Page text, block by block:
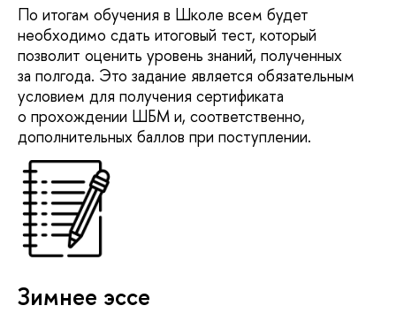
По итогам обучения в Школе всем будет
необходимо сдать итоговый тест, который
позволит оценить уровень знаний, полученных
за полгода. Это задание является обязательным
условием для получения сертификата
о прохождении ШБМ и, соответственно,
дополнительных баллов при поступлении.
Зимнее эссе